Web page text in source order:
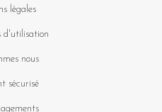
légales
d'utilisation
nous
sécurisé